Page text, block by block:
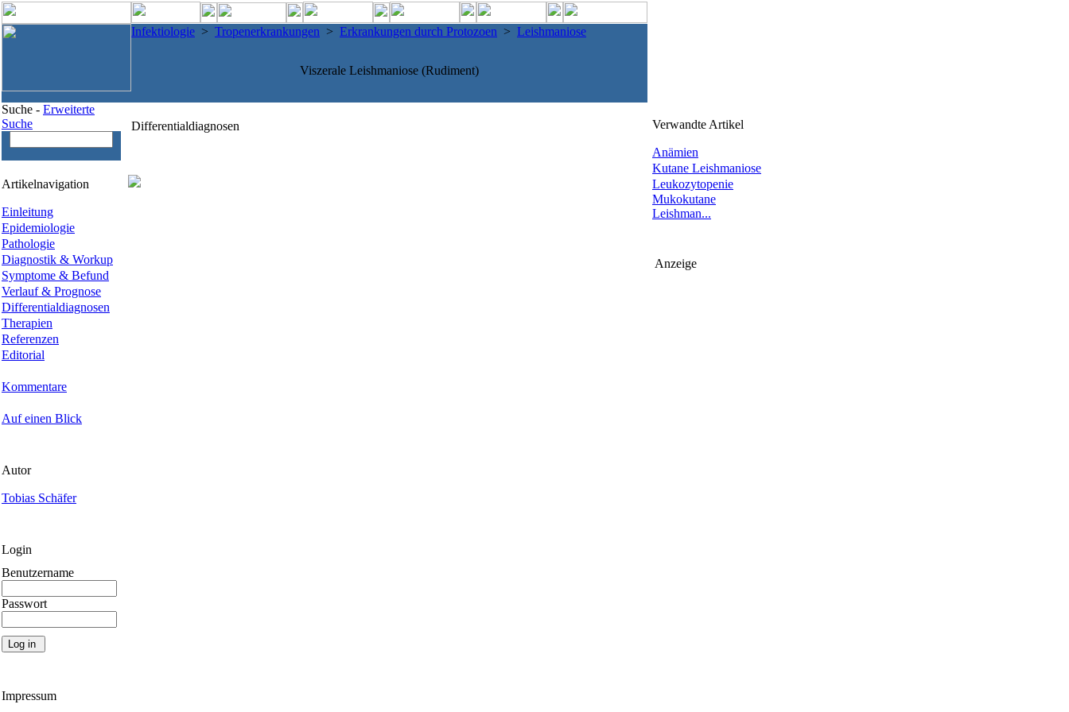
Infektiologie > Tropenerkrankungen > Erkrankungen durch Protozoen > Leishmaniose
Viszerale Leishmaniose (Rudiment)
Suche - Erweiterte
Suche
Artikelnavigation
Einleitung
Epidemiologie
Pathologie
Diagnostik & Workup
Symptome & Befund
Verlauf & Prognose
Differentialdiagnosen
Therapien
Referenzen
Editorial
Kommentare
Auf einen Blick
Autor
Tobias Schäfer
Login
Benutzername
Passwort
Impressum
Differentialdiagnosen Verwandte Artikel
Anämien
Kutane Leishmaniose
Leukozytopenie
Mukokutane
Leishman...
Anzeige